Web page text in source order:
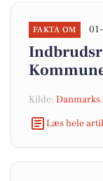
FAKTA OM
Kilde: Danmarks
Læs hele